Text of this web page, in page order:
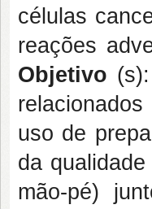
células
reações
Objetivo
uso de
da
mão-pé)